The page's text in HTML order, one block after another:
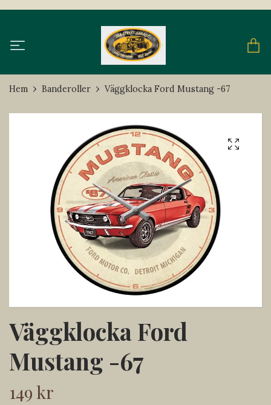
Hem Banderoller Väggklocka Ford Mustang -67
Väggklocka Ford
Mustang -67
149 kr